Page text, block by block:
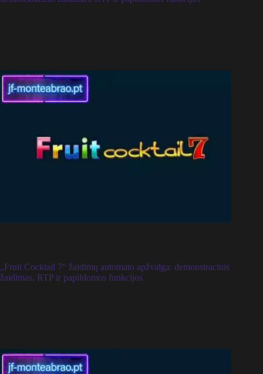
„Fruit Cocktail 7“ žaidimų automato apžvalga: demonstracinis
žaidimas, RTP ir papildomos funkcijos